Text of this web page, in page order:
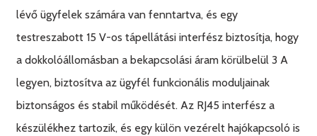
lévő ügyfelek számára van fenntartva, és egy
testreszabott 15 V-os tápellátási interfész biztosítja, hogy
a dokkolóállomásban a bekapcsolási áram körülbelül 3 A
legyen, biztosítva az ügyfél funkcionális moduljainak
biztonságos és stabil működését. Az RJ45 interfész a
készülékhez tartozik, és egy külön vezérelt hajókapcsoló is